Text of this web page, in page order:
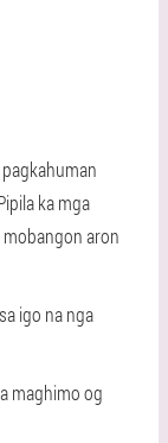
ka mga
aron
igo na nga
maghimo og